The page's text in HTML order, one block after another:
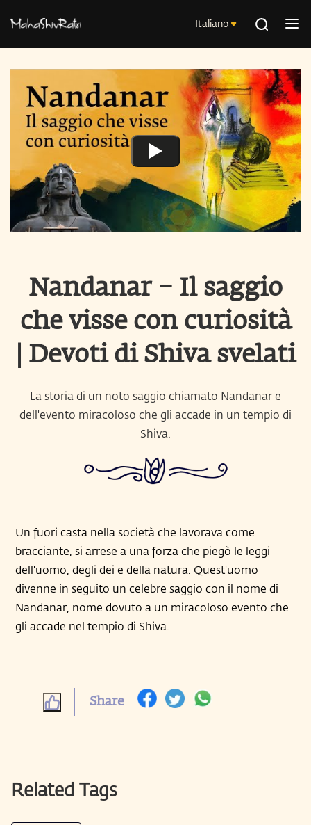
Italiano
Nandanar – Il saggio
che visse con curiosità
| Devoti di Shiva svelati
La storia di un noto saggio chiamato Nandanar e
dell'evento miracoloso che gli accade in un tempio di
Shiva.
Un fuori casta nella società che lavorava come
bracciante, si arrese a una forza che piegò le leggi
dell'uomo, degli dei e della natura. Quest'uomo
divenne in seguito un celebre saggio con il nome di
Nandanar, nome dovuto a un miracoloso evento che
gli accade nel tempio di Shiva.
Share
Related Tags